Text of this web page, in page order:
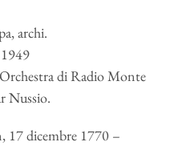
archi.
di Radio Monte
Nussio.
17 dicembre 1770 –